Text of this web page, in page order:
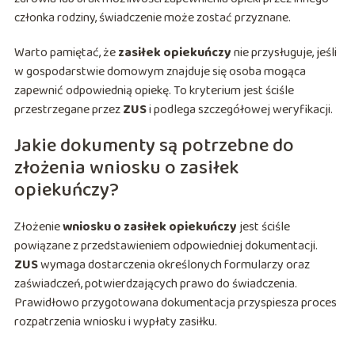
członka rodziny, świadczenie może zostać przyznane.
Warto pamiętać, żezasiłek opiekuńczynie przysługuje, jeśli
w gospodarstwie domowym znajduje się osoba mogąca
zapewnić odpowiednią opiekę. To kryterium jest ściśle
przestrzegane przezZUSi podlega szczegółowej weryfikacji.
Jakie dokumenty są potrzebne do
złożenia wniosku o zasiłek
opiekuńczy?
Złożeniewniosku o zasiłek opiekuńczyjest ściśle
powiązane z przedstawieniem odpowiedniej dokumentacji.
ZUSwymaga dostarczenia określonych formularzy oraz
zaświadczeń, potwierdzających prawo do świadczenia.
Prawidłowo przygotowana dokumentacja przyspiesza proces
rozpatrzenia wniosku i wypłaty zasiłku.